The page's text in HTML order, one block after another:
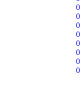
0
0
0
0
0
0
0
0